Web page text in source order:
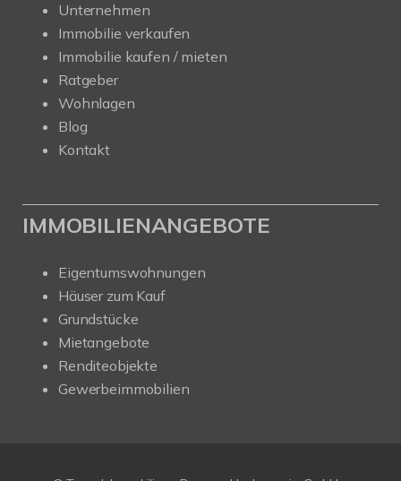
Unternehmen
Immobilie verkaufen
Immobilie kaufen / mieten
Ratgeber
Wohnlagen
Blog
Kontakt
IMMOBILIENANGEBOTE
Eigentumswohnungen
Häuser zum Kauf
Grundstücke
Mietangebote
Renditeobjekte
Gewerbeimmobilien